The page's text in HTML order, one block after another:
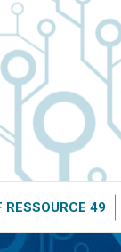
RESSOURCE 49